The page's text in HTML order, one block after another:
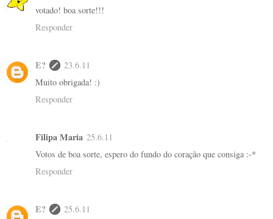
votado! boa sorte!!!
Responder
E?
23.6.11
Muito obrigada! :)
Responder
Filipa Maria 25.6.11
Votos de boa sorte, espero do fundo do coração que consiga :-*
Responder
E?
25.6.11